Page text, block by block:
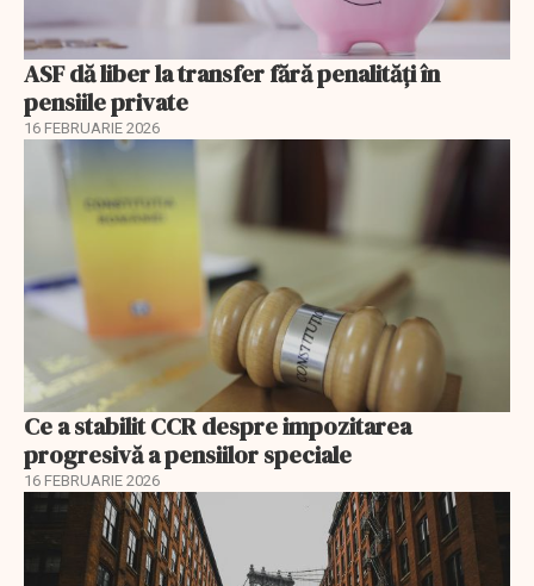
ASF dă liber la transfer fără penalități în
pensiile private
16 FEBRUARIE 2026
Ce a stabilit CCR despre impozitarea
progresivă a pensiilor speciale
16 FEBRUARIE 2026